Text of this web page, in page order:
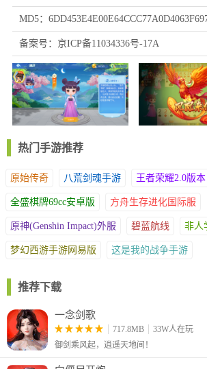
怎么使用
1、四季常春则随着季节变化牌型，每一局都
2、每周客服主题日提建议，被采纳就送稀有
3、每一种娱乐内容都经过严格筛选与精心策
最具吸引力的内容，融入无尽的趣味与挑战
戏体验。
4、每天固定点都有日常挑战赛，热门玩 番上
软件点评
1、想极速畅玩也随时能开免费在线牌局，等
拿海量奖励，各种刺激玩法都等着你来探索
2、海魔猎场支持海魔兑换超强弹头，最高可
取，交易所支持挂牌求购与价格波动预警。
着也特解压，不光能领虚拟奖励，还有不少实
MD5：
备案号：京ICP备11034336号-17A
热门手游推荐
原始传奇 八荒剑魂手游 王者荣耀2.0版本
全盛棋牌69cc安卓版 方舟生存进化国际服
原神(Genshin Impact)外服 碧蓝航线 非人
梦幻西游手游网易版 这是我的战争手游
推荐下载
一念剑歌
717.8MB
33W人在玩
御剑乘风起，逍遥天地间！